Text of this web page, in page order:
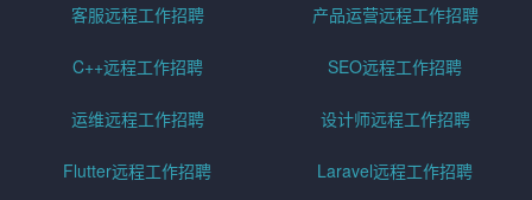
客服远程工作招聘 产品运营远程工作招聘
C++远程工作招聘 SEO远程工作招聘
运维远程工作招聘 设计师远程工作招聘
Flutter远程工作招聘 Laravel远程工作招聘